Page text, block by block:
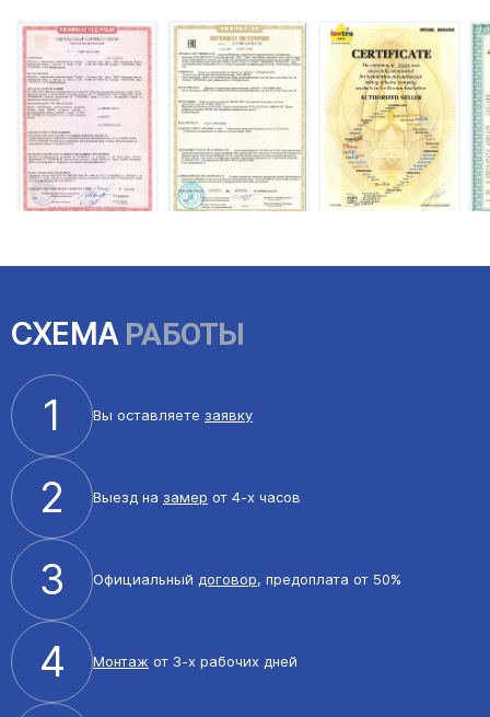
СХЕМАРАБОТЫ
1 Вы оставляете заявку
2 Выезд на замер от 4-х часов
3 Официальный договор, предоплата от 50%
4 Монтаж от 3-х рабочих дней